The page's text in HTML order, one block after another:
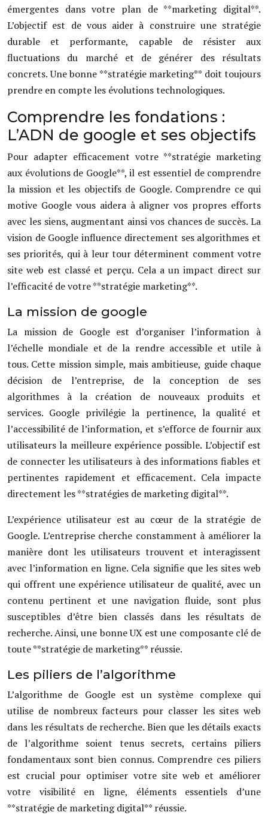
émergentes dans votre plan de **marketing digital**.
L’objectif est de vous aider à construire une stratégie
durable et performante, capable de résister aux
fluctuations du marché et de générer des résultats
concrets. Une bonne **stratégie marketing** doit toujours
prendre en compte les évolutions technologiques.
Comprendre les fondations :
L’ADN de google et ses objectifs
Pour adapter efficacement votre **stratégie marketing
aux évolutions de Google**, il est essentiel de comprendre
la mission et les objectifs de Google. Comprendre ce qui
motive Google vous aidera à aligner vos propres efforts
avec les siens, augmentant ainsi vos chances de succès. La
vision de Google influence directement ses algorithmes et
ses priorités, qui à leur tour déterminent comment votre
site web est classé et perçu. Cela a un impact direct sur
l’efficacité de votre **stratégie marketing**.
La mission de google
La mission de Google est d’organiser l’information à
l’échelle mondiale et de la rendre accessible et utile à
tous. Cette mission simple, mais ambitieuse, guide chaque
décision de l’entreprise, de la conception de ses
algorithmes à la création de nouveaux produits et
services. Google privilégie la pertinence, la qualité et
l’accessibilité de l’information, et s’efforce de fournir aux
utilisateurs la meilleure expérience possible. L’objectif est
de connecter les utilisateurs à des informations fiables et
pertinentes rapidement et efficacement. Cela impacte
directement les **stratégies de marketing digital**.
L’expérience utilisateur est au cœur de la stratégie de
Google. L’entreprise cherche constamment à améliorer la
manière dont les utilisateurs trouvent et interagissent
avec l’information en ligne. Cela signifie que les sites web
qui offrent une expérience utilisateur de qualité, avec un
contenu pertinent et une navigation fluide, sont plus
susceptibles d’être bien classés dans les résultats de
recherche. Ainsi, une bonne UX est une composante clé de
toute **stratégie de marketing** réussie.
Les piliers de l’algorithme
L’algorithme de Google est un système complexe qui
utilise de nombreux facteurs pour classer les sites web
dans les résultats de recherche. Bien que les détails exacts
de l’algorithme soient tenus secrets, certains piliers
fondamentaux sont bien connus. Comprendre ces piliers
est crucial pour optimiser votre site web et améliorer
votre visibilité en ligne, éléments essentiels d’une
**stratégie de marketing digital** réussie.